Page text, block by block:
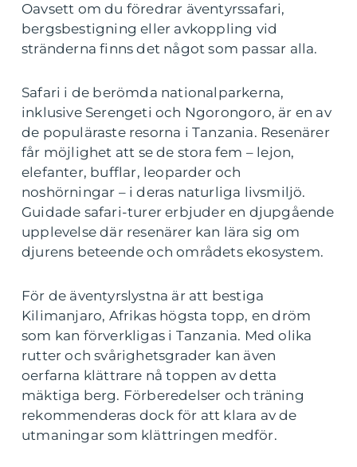
Oavsett om du föredrar äventyrssafari,
bergsbestigning eller avkoppling vid
stränderna finns det något som passar alla.
Safari i de berömda nationalparkerna,
inklusive Serengeti och Ngorongoro, är en av
de populäraste resorna i Tanzania. Resenärer
får möjlighet att se de stora fem – lejon,
elefanter, bufflar, leoparder och
noshörningar – i deras naturliga livsmiljö.
Guidade safari-turer erbjuder en djupgående
upplevelse där resenärer kan lära sig om
djurens beteende och områdets ekosystem.
För de äventyrslystna är att bestiga
Kilimanjaro, Afrikas högsta topp, en dröm
som kan förverkligas i Tanzania. Med olika
rutter och svårighetsgrader kan även
oerfarna klättrare nå toppen av detta
mäktiga berg. Förberedelser och träning
rekommenderas dock för att klara av de
utmaningar som klättringen medför.